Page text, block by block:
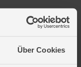
Über Cookies
Bildern und
die Feen-Bilder